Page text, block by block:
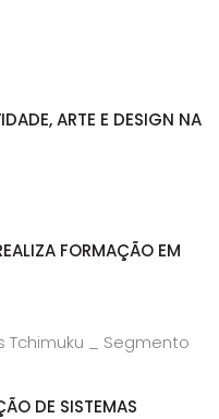
ARTE E DESIGN NA
FORMAÇÃO EM
DE SISTEMAS